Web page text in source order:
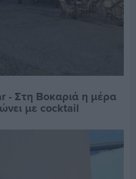
- Στη Βοκαριά η μέρα
με cocktail